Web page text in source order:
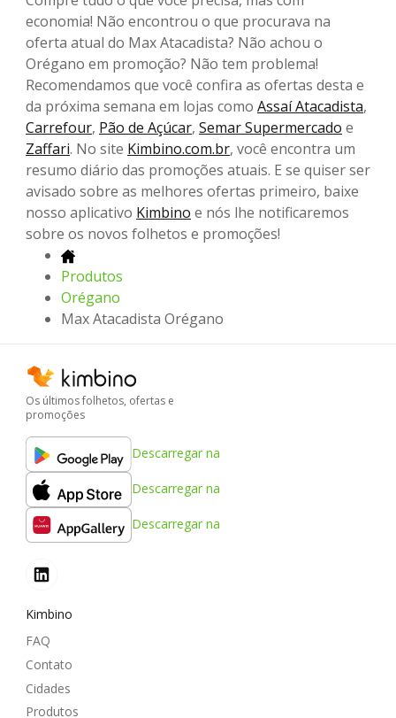
economia! Não encontrou o que procurava na
oferta atual do Max Atacadista? Não achou o
Orégano em promoção? Não tem problema!
Recomendamos que você confira as ofertas desta e
da próxima semana em lojas como Assaí Atacadista,
Carrefour, Pão de Açúcar, Semar Supermercado e
Zaffari. No site Kimbino.com.br, você encontra um
resumo diário das promoções atuais. E se quiser ser
avisado sobre as melhores ofertas primeiro, baixe
nosso aplicativo Kimbino e nós lhe notificaremos
sobre os novos folhetos e promoções!
Produtos
Orégano
Max Atacadista Orégano
Os últimos folhetos, ofertas e
promoções
Descarregar na
Descarregar na
Descarregar na
Kimbino
FAQ
Contato
Cidades
Produtos